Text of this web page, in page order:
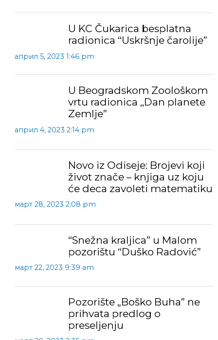
U KC Čukarica besplatna
radionica “Uskršnje čarolije”
април 5, 2023 1:46 pm
U Beogradskom Zoološkom
vrtu radionica ,,Dan planete
Zemlje”
април 4, 2023 2:14 pm
Novo iz Odiseje: Brojevi koji
život znače – knjiga uz koju
će deca zavoleti matematiku
март 28, 2023 2:08 pm
“Snežna kraljica” u Malom
pozorištu “Duško Radović”
март 22, 2023 9:39 am
Pozorište „Boško Buha” ne
prihvata predlog o
preseljenju